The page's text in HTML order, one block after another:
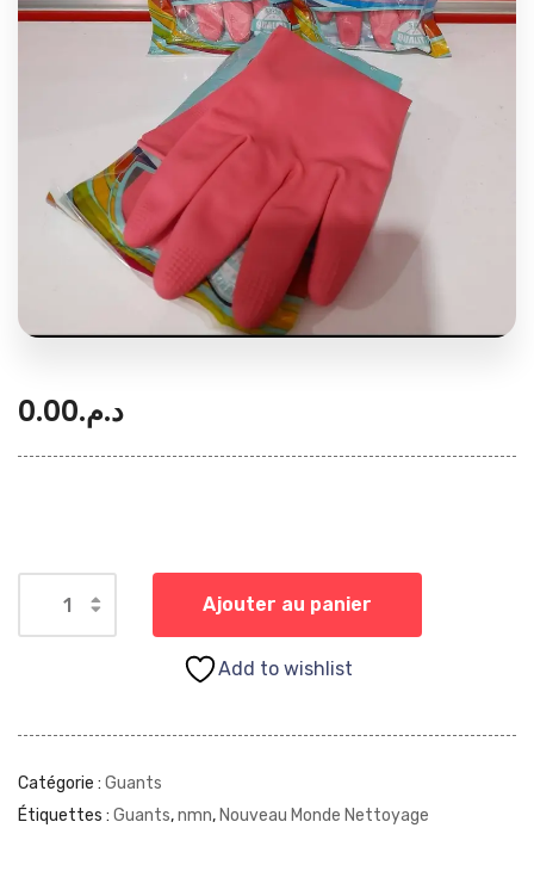
د.م.0.00
Ajouter au panier
Add to wishlist
Catégorie : Guants
Étiquettes : Guants,nmn, Nouveau Monde Nettoyage